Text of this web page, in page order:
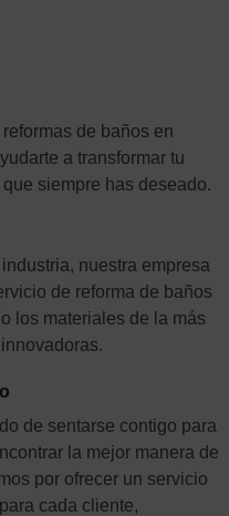
de baños en
a transformar tu
siempre has deseado.
nuestra empresa
de reforma de baños
los materiales de la más
de sentarse contigo para
la mejor manera de
por ofrecer un servicio
cada cliente,